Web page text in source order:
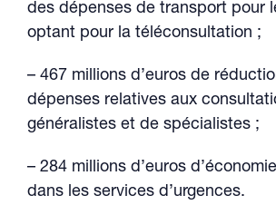
des dépenses de transport pour
optant pour la téléconsultation ;
– 467 millions d’euros de
dépenses relatives aux
généralistes et de spécialistes ;
– 284 millions d’euros
dans les services d’urgences.